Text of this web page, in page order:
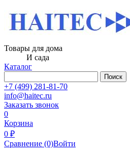
Товары для дома
И сада
Каталог
Поиск
+7 (499) 281-81-70
info@haitec.ru
Заказать звонок
0
Корзина
0 ₽
Сравнение (0)Войти